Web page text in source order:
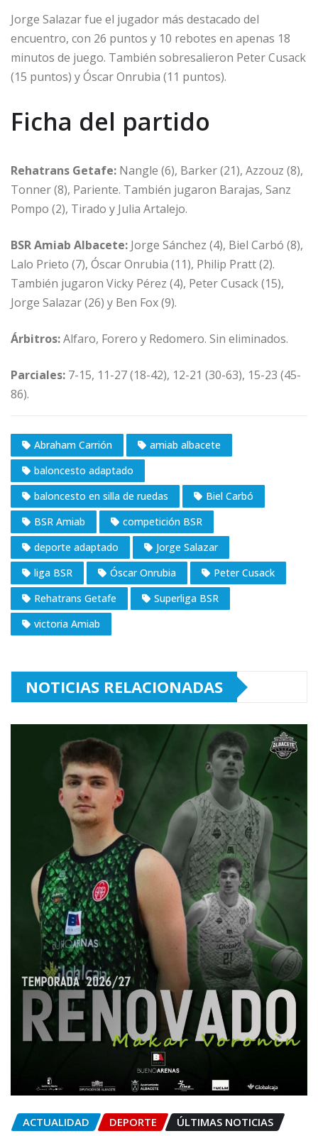
Jorge Salazar fue el jugador más destacado del
encuentro, con 26 puntos y 10 rebotes en apenas 18
minutos de juego. También sobresalieron Peter Cusack
(15 puntos) y Óscar Onrubia (11 puntos).
Ficha del partido
Rehatrans Getafe: Nangle (6), Barker (21), Azzouz (8),
Tonner (8), Pariente. También jugaron Barajas, Sanz
Pompo (2), Tirado y Julia Artalejo.
BSR Amiab Albacete: Jorge Sánchez (4), Biel Carbó (8),
Lalo Prieto (7), Óscar Onrubia (11), Philip Pratt (2).
También jugaron Vicky Pérez (4), Peter Cusack (15),
Jorge Salazar (26) y Ben Fox (9).
Árbitros:Alfaro, Forero y Redomero. Sin eliminados.
Parciales: 7-15, 11-27 (18-42), 12-21 (30-63), 15-23 (45-
86).
Abraham Carrión
amiab albacete
baloncesto adaptado
baloncesto en silla de ruedas
Biel Carbó
BSR Amiab
competición BSR
deporte adaptado
Jorge Salazar
liga BSR
Óscar Onrubia
Peter Cusack
Rehatrans Getafe
Superliga BSR
victoria Amiab
NOTICIAS RELACIONADAS
ACTUALIDAD DEPORTE ÚLTIMAS NOTICIAS